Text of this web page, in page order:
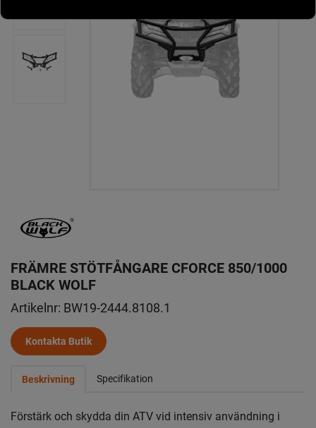
FRÄMRE STÖTFÅNGARE CFORCE 850/1000
BLACK WOLF
Artikelnr: BW19-2444.8108.1
Kontakta Butik
Beskrivning Specifikation
Förstärk och skydda din ATV vid intensiv användning i